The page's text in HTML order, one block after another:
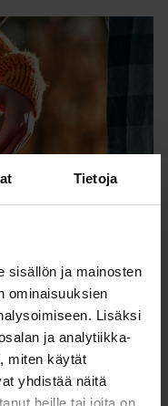
Tietoja
sisällön ja mainosten
ominaisuuksien
Lisäksi
ja analytiikka-
miten käytät
yhdistää näitä
heille tai joita on
on